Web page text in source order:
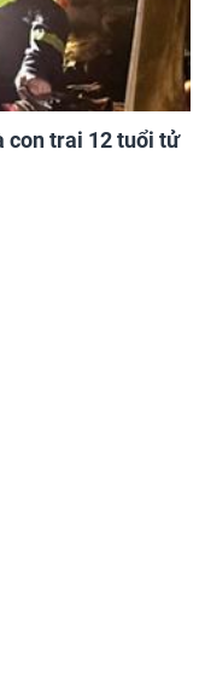
con trai 12 tuổi tử